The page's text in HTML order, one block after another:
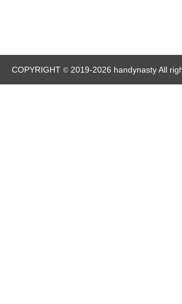
COPYRIGHT © 2019-2026 handynasty All